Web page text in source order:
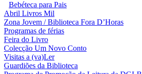
Bebéteca para Pais
Abril Livros Mil
Zona Jovem / Biblioteca Fora D’Horas
Programas de férias
Feira do Livro
Colecção Um Novo Conto
Visitas a (va)Ler
Guardiões da Biblioteca